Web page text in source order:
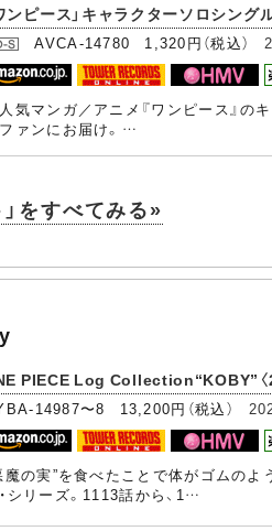
ンピース」キャラクターソロシン
AVCA-14780 1,320円（税込）
気マンガ／アニメ『ワンピース』の
ァンにお届け。…
をすべてみる»
PIECE Log Collection“KOBY”〈
14987〜8 13,200円（税込）
魔の実”を食べたことで体がゴムの
シリーズ。1113話から、1…